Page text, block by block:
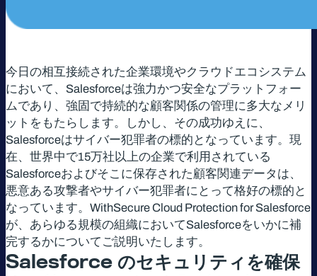
今日の相互接続された企業環境やクラウドエコシステム
において、Salesforceは強力かつ安全なプラットフォー
ムであり、強固で持続的な顧客関係の管理に多大なメリ
ットをもたらします。しかし、その成功ゆえに、
Salesforceはサイバー犯罪者の標的となっています。現
在、世界中で15万社以上の企業で利用されている
Salesforceおよびそこに保存された顧客関連データは、
悪意ある攻撃者やサイバー犯罪者にとって格好の標的と
なっています。WithSecure Cloud Protection for Salesforce
が、あらゆる規模の組織においてSalesforceをいかに補
完するかについてご説明いたします。
Salesforce のセキュリティを確保